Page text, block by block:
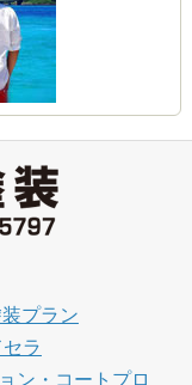
プラン
ラ
ン・コートプロ